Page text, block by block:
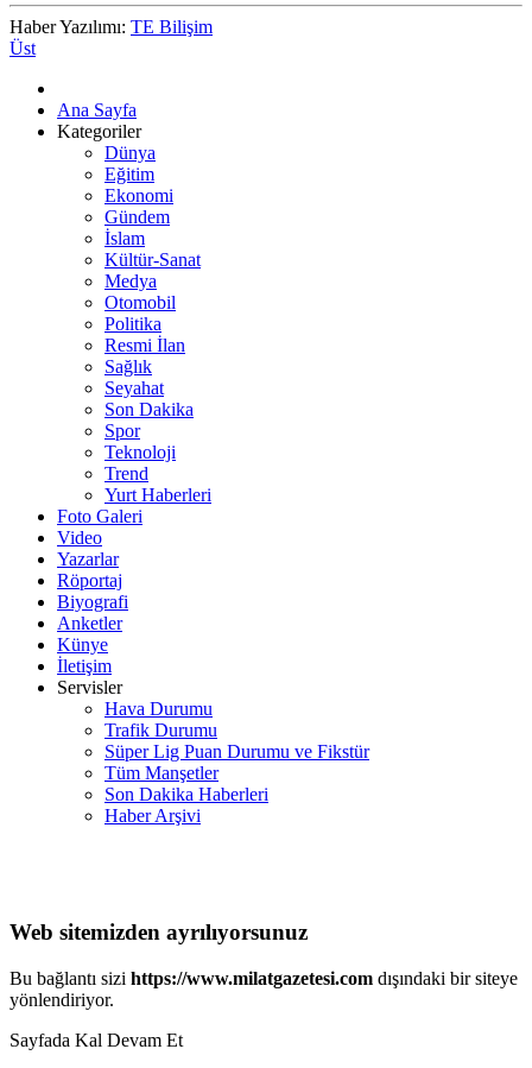
Haber Yazılımı: TE Bilişim
Üst
Ana Sayfa
Kategoriler
Dünya
Eğitim
Ekonomi
Gündem
İslam
Kültür-Sanat
Medya
Otomobil
Politika
Resmi İlan
Sağlık
Seyahat
Son Dakika
Spor
Teknoloji
Trend
Yurt Haberleri
Foto Galeri
Video
Yazarlar
Röportaj
Biyografi
Anketler
Künye
İletişim
Servisler
Hava Durumu
Trafik Durumu
Süper Lig Puan Durumu ve Fikstür
Tüm Manşetler
Son Dakika Haberleri
Haber Arşivi
Web sitemizden ayrılıyorsunuz
Bu bağlantı sizi https://www.milatgazetesi.com dışındaki bir siteye
yönlendiriyor.
Sayfada Kal Devam Et